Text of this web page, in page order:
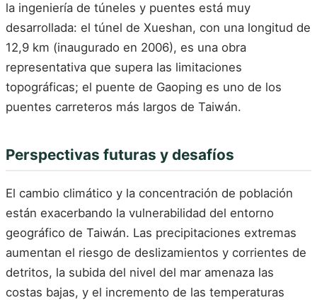
la ingeniería de túneles y puentes está muy
desarrollada: el túnel de Xueshan, con una longitud de
12,9 km (inaugurado en 2006), es una obra
representativa que supera las limitaciones
topográficas; el puente de Gaoping es uno de los
puentes carreteros más largos de Taiwán.
Perspectivas futuras y desafíos
El cambio climático y la concentración de población
están exacerbando la vulnerabilidad del entorno
geográfico de Taiwán. Las precipitaciones extremas
aumentan el riesgo de deslizamientos y corrientes de
detritos, la subida del nivel del mar amenaza las
costas bajas, y el incremento de las temperaturas